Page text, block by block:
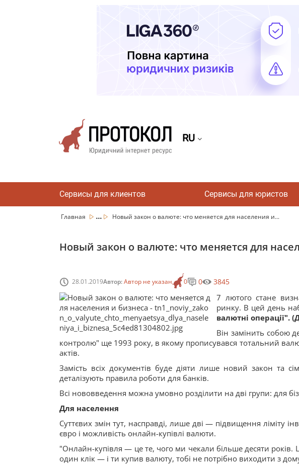
RU
Сервисы для клиентов Сервисы для юристов
Главная ... Новый закон о валюте: что меняется для населения и...
Новый закон о валюте: что меняется для
28.01.2019Автор:Автор не указан 0 0 3845
7 лютого стане
ринку. В цей день
валютні операції". (
Він замінить собою
контролю" ще 1993 року, в якому прописувався тотальний
актів.
Замість всіх документів буде діяти лише новий закон та
деталізують правила роботи для банків.
Всі нововведення можна умовно розділити на дві групи: для
Для населення
Суттєвих змін тут, насправді, лише дві — підвищення ліміту
євро і можливість онлайн-купівлі валюти.
"Онлайн-купівля — це те, чого ми чекали більше десяти років.
один клік — і ти купив валюту, тобі не потрібно виходити з